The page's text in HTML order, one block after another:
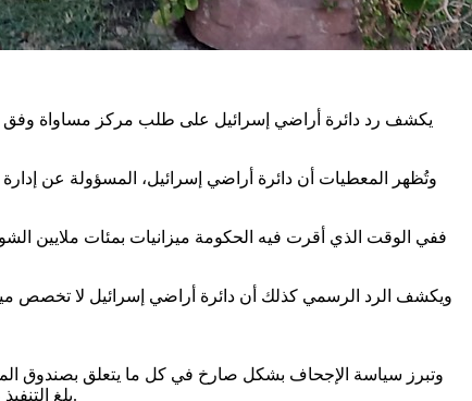
يكشف رد دائرة أراضي إسرائيل على طلب مركز مساواة وفق
وتُظهر المعطيات أن دائرة أراضي إسرائيل، المسؤولة عن
بلغ التنفيذ ضمن القرار 1279 نحو 19% فقط، ما يعني أن دائرة أراضي إسرائيل فشلت حتى في تحقيق الحد الأدنى من الأهداف التي وضعتها الحكومة نفسها.